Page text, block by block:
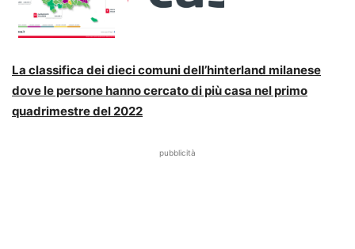
La classifica dei dieci comuni dell’hinterland milanese
dove le persone hanno cercato di più casa nel primo
quadrimestre del 2022
pubblicità